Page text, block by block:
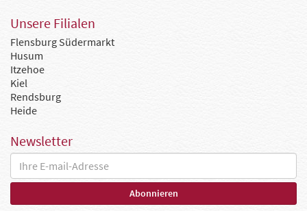
Unsere Filialen
Flensburg Südermarkt
Husum
Itzehoe
Kiel
Rendsburg
Heide
Newsletter